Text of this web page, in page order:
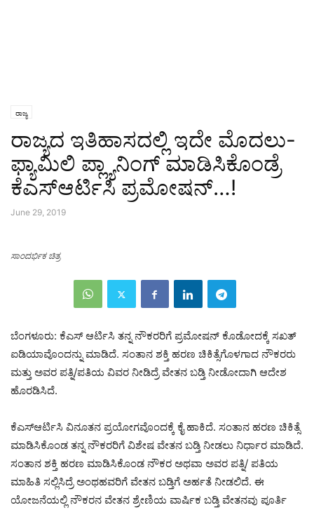
ರಾಜ್ಯ
ರಾಜ್ಯದ ಇತಿಹಾಸದಲ್ಲಿ ಇದೇ ಮೊದಲು-
ಫ್ಯಾಮಿಲಿ ಪ್ಲ್ಯಾನಿಂಗ್ ಮಾಡಿಸಿಕೊಂಡ್ರೆ
ಕೆಎಸ್ಆರ್ಟಿಸಿ ಪ್ರಮೋಷನ್…!
June 29, 2019
ಸಾಂದರ್ಭಿಕ ಚಿತ್ರ
ಬೆಂಗಳೂರು: ಕೆಎಸ್ ಆರ್ಟಿಸಿ ತನ್ನ ನೌಕರರಿಗೆ ಪ್ರಮೋಷನ್ ಕೊಡೋದಕ್ಕೆ ಸಖತ್
ಐಡಿಯಾವೊಂದನ್ನು ಮಾಡಿದೆ. ಸಂತಾನ ಶಕ್ತಿ ಹರಣ ಚಿಕಿತ್ಸೆಗೊಳಗಾದ ನೌಕರರು
ಮತ್ತು ಅವರ ಪತ್ನಿ/ಪತಿಯ ವಿವರ ನೀಡಿದ್ರೆ ವೇತನ ಬಡ್ತಿ ನೀಡೋದಾಗಿ ಆದೇಶ
ಹೊರಡಿಸಿದೆ.
ಕೆಎಸ್ಆರ್ಟಿಸಿ ವಿನೂತನ ಪ್ರಯೋಗವೊಂದಕ್ಕೆ ಕೈ ಹಾಕಿದೆ. ಸಂತಾನ ಹರಣ ಚಿಕಿತ್ಸೆ
ಮಾಡಿಸಿಕೊಂಡ ತನ್ನ ನೌಕರರಿಗೆ ವಿಶೇಷ ವೇತನ ಬಡ್ತಿ ನೀಡಲು ನಿರ್ಧಾರ ಮಾಡಿದೆ.
ಸಂತಾನ ಶಕ್ತಿ ಹರಣ ಮಾಡಿಸಿಕೊಂಡ ನೌಕರ ಅಥವಾ ಅವರ ಪತ್ನಿ/ ಪತಿಯ
ಮಾಹಿತಿ ಸಲ್ಲಿಸಿದ್ರೆ ಅಂಥಹವರಿಗೆ ವೇತನ ಬಡ್ತಿಗೆ ಅರ್ಹತೆ ನೀಡಲಿದೆ. ಈ
ಯೋಜನೆಯಲ್ಲಿ ನೌಕರನ ವೇತನ ಶ್ರೇಣಿಯ ವಾರ್ಷಿಕ ಬಡ್ತಿ ವೇತನವು ಪೂರ್ತಿ